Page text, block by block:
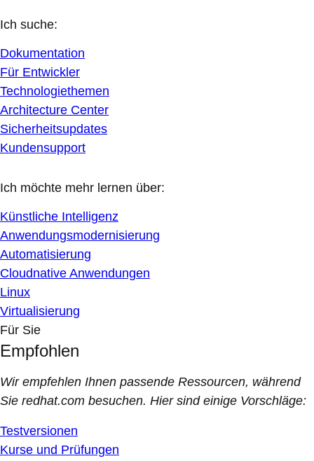
Ich suche:
Dokumentation
Für Entwickler
Technologiethemen
Architecture Center
Sicherheitsupdates
Kundensupport
Ich möchte mehr lernen über:
Künstliche Intelligenz
Anwendungsmodernisierung
Automatisierung
Cloudnative Anwendungen
Linux
Virtualisierung
Für Sie
Empfohlen
Wir empfehlen Ihnen passende Ressourcen, während
Sie redhat.com besuchen. Hier sind einige Vorschläge:
Testversionen
Kurse und Prüfungen